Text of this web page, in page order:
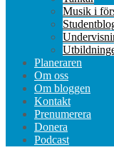
Musik i
Planeraren
Om oss
Om bloggen
Kontakt
Prenumerera
Donera
Podcast